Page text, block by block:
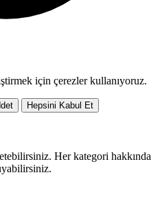
için çerezler kullanıyoruz.
Hepsini Kabul Et
Her kategori hakkında